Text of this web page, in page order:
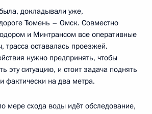
докладывали уже,
Тюмень – Омск. Совместно
и Минтрансом все оперативные
трасса оставалась проезжей.
нужно предпринять, чтобы
эту ситуацию, и стоит задача поднять
фактически на два метра.
мере схода воды идёт обследование,